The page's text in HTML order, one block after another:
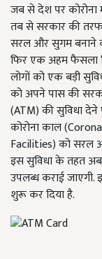
जब से देश पर कोरोना
तब से सरकार की
सरल और सुगम बनाने
फिर एक अहम फैसला
लोगों को एक बड़ी
को अपने पास की
(ATM) की सुविधा देने
कोरोना काल
Facilities) को सरल
इस सुविधा के तहत अब
उपलब्ध कराई
शुरू कर दिया है.